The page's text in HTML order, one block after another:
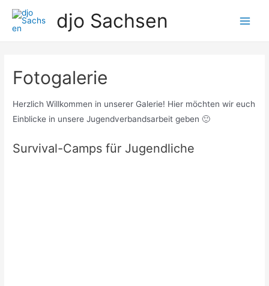
Inhalt
djo Sachsen
Fotogalerie
Herzlich Willkommen in unserer Galerie! Hier möchten wir euch
Einblicke in unsere Jugendverbandsarbeit geben 🙂
Survival-Camps für Jugendliche